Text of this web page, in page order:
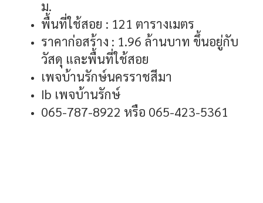
ม.
พื้นที่ใช้สอย : 121 ตารางเมตร
ราคาก่อสร้าง : 1.96 ล้านบาท ขึ้นอยู่กับ
วัสดุ และพื้นที่ใช้สอย
เพจบ้านรักษ์นครราชสีมา
Ib เพจบ้านรักษ์
065-787-8922 หรือ 065-423-5361